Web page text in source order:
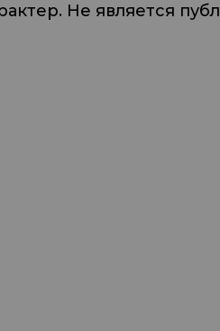
Не является